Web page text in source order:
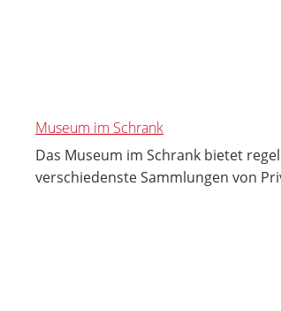
Museum im Schrank
Das Museum im Schrank bietet
verschiedenste Sammlungen von